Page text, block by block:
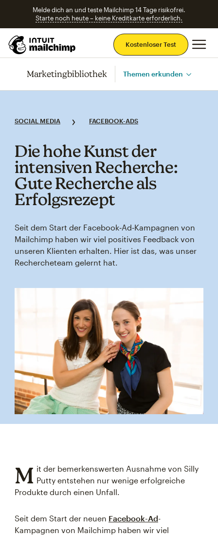
Melde dich an und teste Mailchimp 14 Tage risikofrei.
Starte noch heute – keine Kreditkarte erforderlich.
Kostenloser Test
Marketingbibliothek Themen erkunden
SOCIAL MEDIA FACEBOOK-ADS
Die hohe Kunst der
intensiven Recherche:
Gute Recherche als
Erfolgsrezept
Seit dem Start der Facebook‑Ad‑Kampagnen von
Mailchimp haben wir viel positives Feedback von
unseren Klienten erhalten. Hier ist das, was unser
Rechercheteam gelernt hat.
M it der bemerkenswerten Ausnahme von Silly
Putty entstehen nur wenige erfolgreiche
Produkte durch einen Unfall.
Seit dem Start der neuen Facebook-Ad-
Kampagnen von Mailchimp haben wir viel